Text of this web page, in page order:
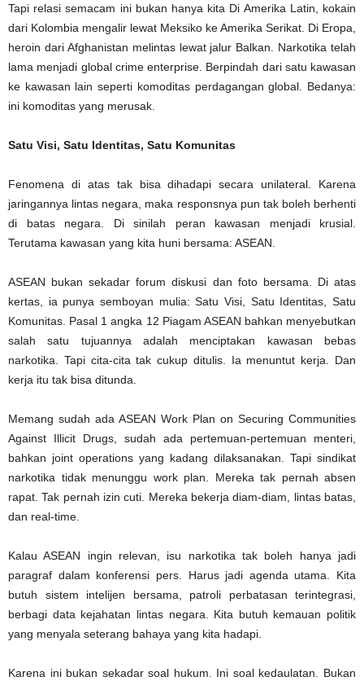
Tapi relasi semacam ini bukan hanya kita Di Amerika Latin, kokain
dari Kolombia mengalir lewat Meksiko ke Amerika Serikat. Di Eropa,
heroin dari Afghanistan melintas lewat jalur Balkan. Narkotika telah
lama menjadi global crime enterprise. Berpindah dari satu kawasan
ke kawasan lain seperti komoditas perdagangan global. Bedanya:
ini komoditas yang merusak.
Satu Visi, Satu Identitas, Satu Komunitas
Fenomena di atas tak bisa dihadapi secara unilateral. Karena
jaringannya lintas negara, maka responsnya pun tak boleh berhenti
di batas negara. Di sinilah peran kawasan menjadi krusial.
Terutama kawasan yang kita huni bersama: ASEAN.
ASEAN bukan sekadar forum diskusi dan foto bersama. Di atas
kertas, ia punya semboyan mulia: Satu Visi, Satu Identitas, Satu
Komunitas. Pasal 1 angka 12 Piagam ASEAN bahkan menyebutkan
salah satu tujuannya adalah menciptakan kawasan bebas
narkotika. Tapi cita-cita tak cukup ditulis. Ia menuntut kerja. Dan
kerja itu tak bisa ditunda.
Memang sudah ada ASEAN Work Plan on Securing Communities
Against Illicit Drugs, sudah ada pertemuan-pertemuan menteri,
bahkan joint operations yang kadang dilaksanakan. Tapi sindikat
narkotika tidak menunggu work plan. Mereka tak pernah absen
rapat. Tak pernah izin cuti. Mereka bekerja diam-diam, lintas batas,
dan real-time.
Kalau ASEAN ingin relevan, isu narkotika tak boleh hanya jadi
paragraf dalam konferensi pers. Harus jadi agenda utama. Kita
butuh sistem intelijen bersama, patroli perbatasan terintegrasi,
berbagi data kejahatan lintas negara. Kita butuh kemauan politik
yang menyala seterang bahaya yang kita hadapi.
Karena ini bukan sekadar soal hukum. Ini soal kedaulatan. Bukan